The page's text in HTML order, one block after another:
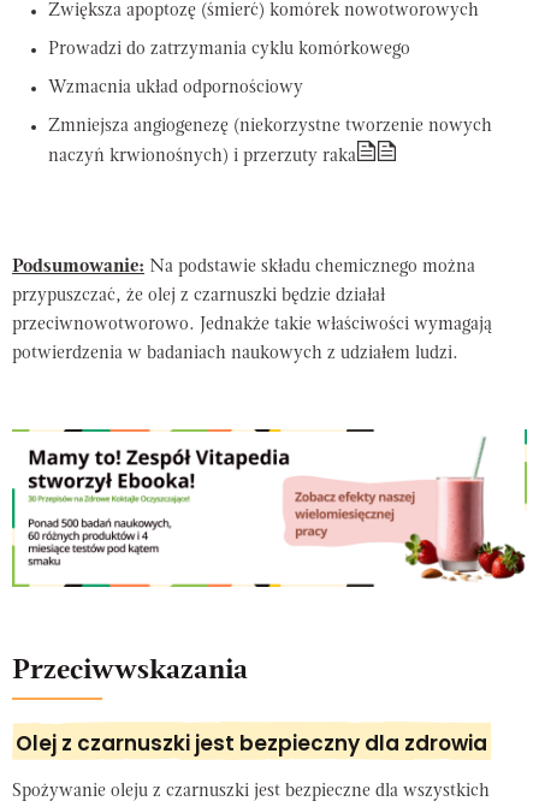
Zwiększa apoptozę (śmierć) komórek nowotworowych
Prowadzi do zatrzymania cyklu komórkowego
Wzmacnia układ odpornościowy
Zmniejsza angiogenezę (niekorzystne tworzenie nowych
naczyń krwionośnych) i przerzuty raka
Podsumowanie: Na podstawie składu chemicznego można
przypuszczać, że olej z czarnuszki będzie działał
przeciwnowotworowo. Jednakże takie właściwości wymagają
potwierdzenia w badaniach naukowych z udziałem ludzi.
Przeciwwskazania
Olej z czarnuszki jest bezpieczny dla zdrowia
Spożywanie oleju z czarnuszki jest bezpieczne dla wszystkich